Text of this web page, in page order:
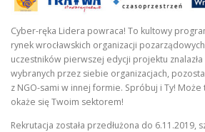
Cyber-ręka Lidera powraca! To kultowy
rynek wrocławskich organizacji
uczestników pierwszej edycji projektu
wybranych przez siebie organizacjach,
z NGO-sami w innej formie. Spróbuj i Ty! Może
okaże się Twoim sektorem!
Rekrutacja została przedłużona do 6.11.2019,